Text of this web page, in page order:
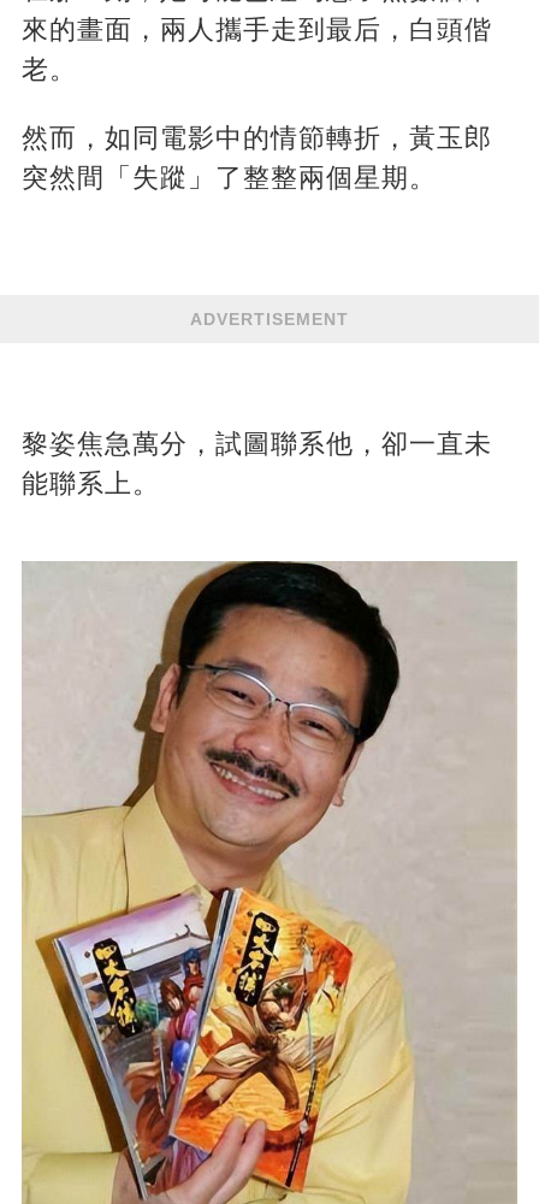
來的畫面，兩人攜手走到最后，白頭偕
老。
然而，如同電影中的情節轉折，黃玉郎
突然間「失蹤」了整整兩個星期。
ADVERTISEMENT
黎姿焦急萬分，試圖聯系他，卻一直未
能聯系上。